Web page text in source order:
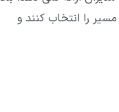
را انتخاب کنند و